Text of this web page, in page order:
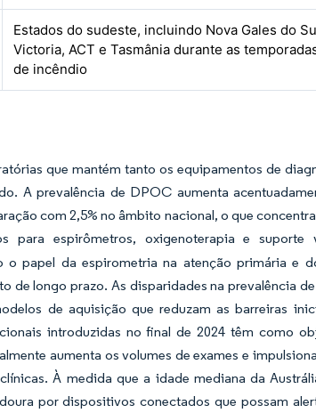
Estados do sudeste, incluindo Nova Gales do
Victoria, ACT e Tasmânia durante as
de incêndio
que mantém tanto os equipamentos de
A prevalência de DPOC aumenta
com 2,5% no âmbito nacional, o que
espirômetros, oxigenoterapia e suporte
o papel da espirometria na atenção primária e
de longo prazo. As disparidades na prevalência
de aquisição que reduzam as barreiras
introduzidas no final de 2024 têm como
aumenta os volumes de exames e
À medida que a idade mediana da
por dispositivos conectados que possam